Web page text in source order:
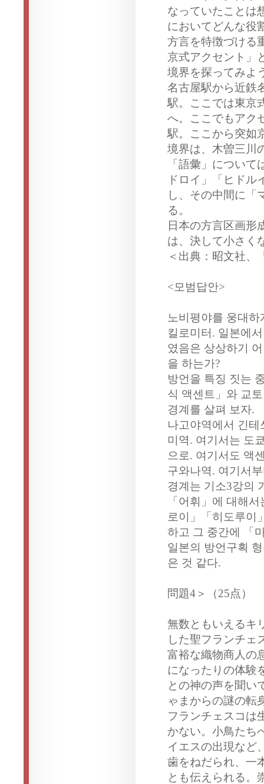
なっていたことは
においてどんな役
方言を特徴づける
京式アクセント」
境界を探ってみよ
名古屋駅から近鉄
駅。ここでは東京
へ。ここでもアク
駅。ここから突如
境界は、木曽三川
「語彙」につい
ドロイ」「ヒド
し、その中間に「
る。
日本の方言区画形
は、決して小さく
＜出典：昭文社
<모범답안>
노비평야를 웅대
킬로미터. 일본에
였음은 상상하기
을 하는가?
방언을 특징 짓는
식 액센트」와 교
경계를 살펴 보자.
나고야역에서 긴
미역. 여기서는 도
으로. 여기서도 액
구와나역. 여기서
경계는 기소3강의
「어휘」에 대해
로이」「히도루이
하고 그 중간에 「
일본의 방언구획
은 것 같다.
問題4＞（25点）
無数ともいえるキ
した聖フランチェ
富裕な織物商人の
になったりの体験
との神の声を聞い
ゃまからの謎の転
フランチェスコは
かない。小鳥たち
イエスの出現など
歯をねだられ、一
とも伝えられる。